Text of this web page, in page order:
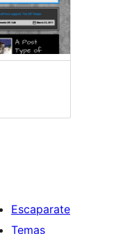
Escaparate
Temas